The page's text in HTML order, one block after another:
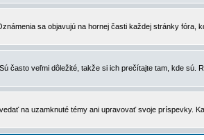
sa objavujú na hornej časti každej stránky
často veľmi dôležité, takže si ich prečítajte tam, kde
na uzamknuté témy ani upravovať svoje príspevky.